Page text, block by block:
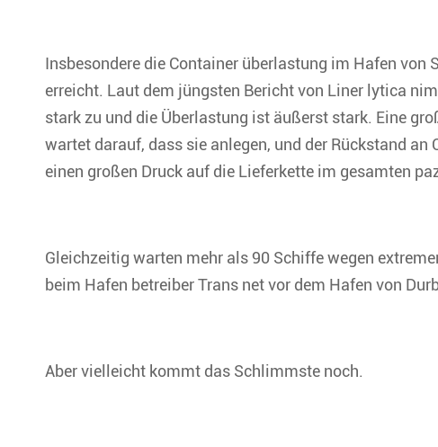
Insbesondere die Container überlastung im Hafen
erreicht. Laut dem jüngsten Bericht von Liner lytica
stark zu und die Überlastung ist äußerst stark. Eine
wartet darauf, dass sie anlegen, und der Rückstand
einen großen Druck auf die Lieferkette im gesamten
Gleichzeitig warten mehr als 90 Schiffe wegen
beim Hafen betreiber Trans net vor dem Hafen von
Aber vielleicht kommt das Schlimmste noch.